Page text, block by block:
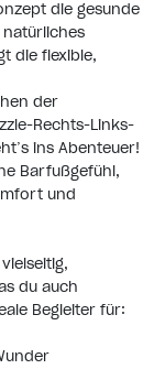
die gesunde
die flexible,
der
Rechts-Links-
ins Abenteuer!
Barfußgefühl,
und
du auch
Begleiter für: